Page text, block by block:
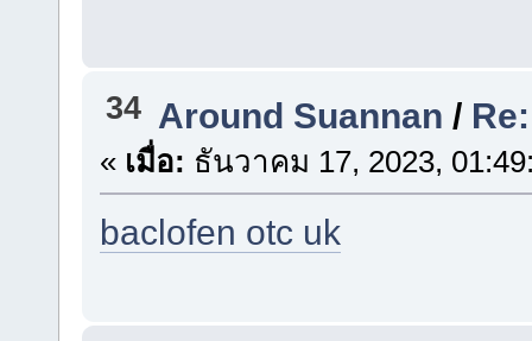
34 Around Suannan /
« เมื่อ: ธันวาคม 17, 2023,
baclofen otc uk